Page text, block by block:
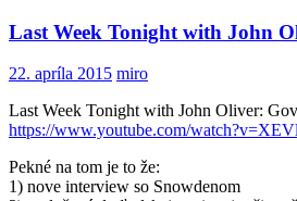
Last Week Tonight with John
22. apríla 2015 miro
Last Week Tonight with John Oliver:
https://www.youtube.com/watch?
Pekné na tom je to že:
1) nove interview so Snowdenom